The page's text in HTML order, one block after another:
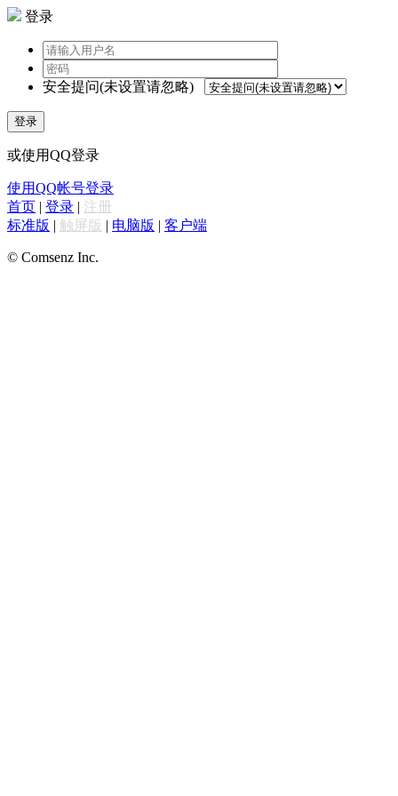
登录
安全提问(未设置请忽略)
登录
或使用QQ登录
使用QQ帐号登录
首页 | 登录 | 注册
标准版 | 触屏版 | 电脑版 | 客户端
© Comsenz Inc.